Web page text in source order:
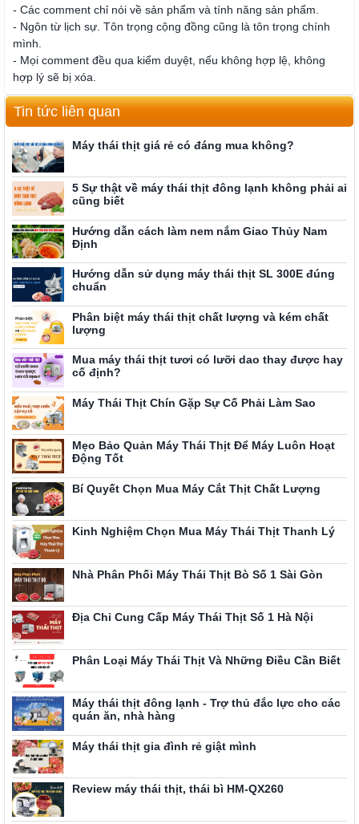
- Các comment chỉ nói về sản phẩm và tính năng sản phẩm.
- Ngôn từ lịch sự. Tôn trọng cộng đồng cũng là tôn trọng chính
mình.
- Mọi comment đều qua kiểm duyệt, nếu không hợp lệ, không
hợp lý sẽ bị xóa.
Tin tức liên quan
Máy thái thịt giá rẻ có đáng mua không?
5 Sự thật về máy thái thịt đông lạnh không phải ai
cũng biết
Hướng dẫn cách làm nem nắm Giao Thủy Nam
Định
Hướng dẫn sử dụng máy thái thịt SL 300E đúng
chuẩn
Phân biệt máy thái thịt chất lượng và kém chất
lượng
Mua máy thái thịt tươi có lưỡi dao thay được hay
cố định?
Máy Thái Thịt Chín Gặp Sự Cố Phải Làm Sao
Mẹo Bảo Quản Máy Thái Thịt Để Máy Luôn Hoạt
Động Tốt
Bí Quyết Chọn Mua Máy Cắt Thịt Chất Lượng
Kinh Nghiệm Chọn Mua Máy Thái Thịt Thanh Lý
Nhà Phân Phối Máy Thái Thịt Bò Số 1 Sài Gòn
Địa Chỉ Cung Cấp Máy Thái Thịt Số 1 Hà Nội
Phân Loại Máy Thái Thịt Và Những Điều Cần Biết
Máy thái thịt đông lạnh - Trợ thủ đắc lực cho các
quán ăn, nhà hàng
Máy thái thịt gia đình rẻ giật mình
Review máy thái thịt, thái bì HM-QX260